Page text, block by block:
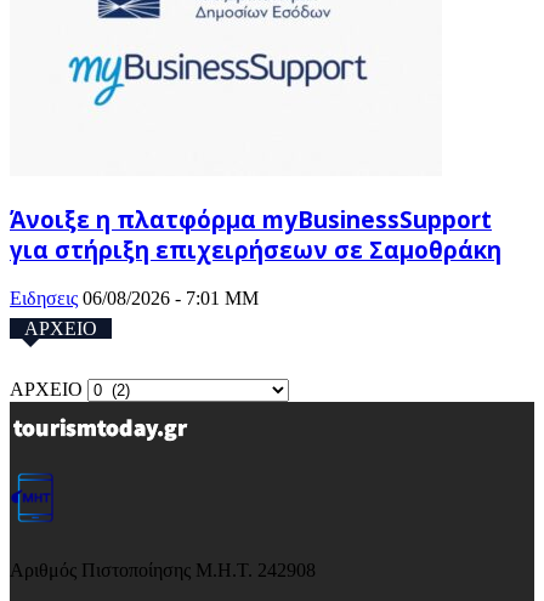
Άνοιξε η πλατφόρμα myBusinessSupport
για στήριξη επιχειρήσεων σε Σαμοθράκη
Ειδησεις 06/08/2026 - 7:01 ΜΜ
ΑΡΧΕΙΟ
ΑΡΧΕΙΟ
Αριθμός Πιστοποίησης Μ.Η.Τ. 242908